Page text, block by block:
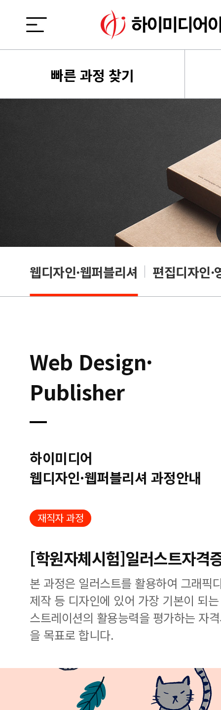
빠른 과정 찾기
웹디자인·웹퍼블리셔 편집디자인·
Web Design·
Publisher
하이미디어
웹디자인·웹퍼블리셔 과정안내
재직자 과정
[학원자체시험]일러스트자
본 과정은 일러스트를 활용하여 그래픽
제작 등 디자인에 있어 가장 기본이 되
스트레이션의 활용능력을 평가하는 자
을 목표로 합니다.